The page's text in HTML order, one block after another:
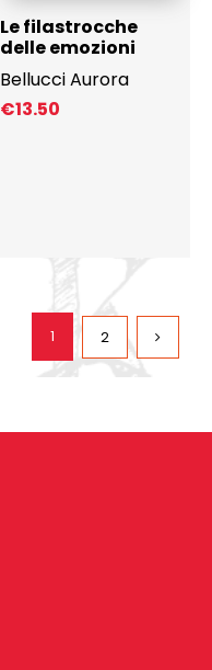
Le filastrocche
delle emozioni
Bellucci Aurora
€13.50
1 2